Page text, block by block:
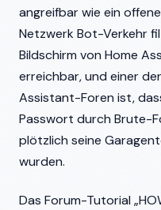
angreifbar wie ein
Netzwerk Bot-Verkehr
Bildschirm von Home
erreichbar, und einer
Assistant-Foren ist,
Passwort durch Brute-
plötzlich seine
wurden.
Das Forum-Tutorial